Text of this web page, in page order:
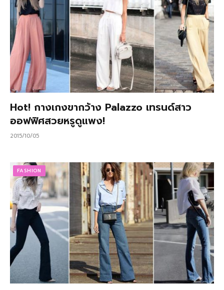
Hot! กางเกงขากว้าง Palazzo เทรนด์สาว
ออฟฟิศสวยหรูดูแพง!
2015/10/05
FASHION